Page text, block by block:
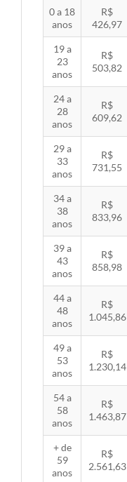
0 a 18
anos
R$
426,97
19 a
23
anos
R$
503,82
24 a
28
anos
R$
609,62
29 a
33
anos
R$
731,55
34 a
38
anos
R$
833,96
39 a
43
anos
R$
858,98
44 a
48
anos
R$
1.045,86
49 a
53
anos
R$
1.230,14
54 a
58
anos
R$
1.463,87
+ de
59
anos
R$
2.561,63